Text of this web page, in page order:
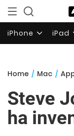
iPhone iPad
Home / Mac /
Steve
ha